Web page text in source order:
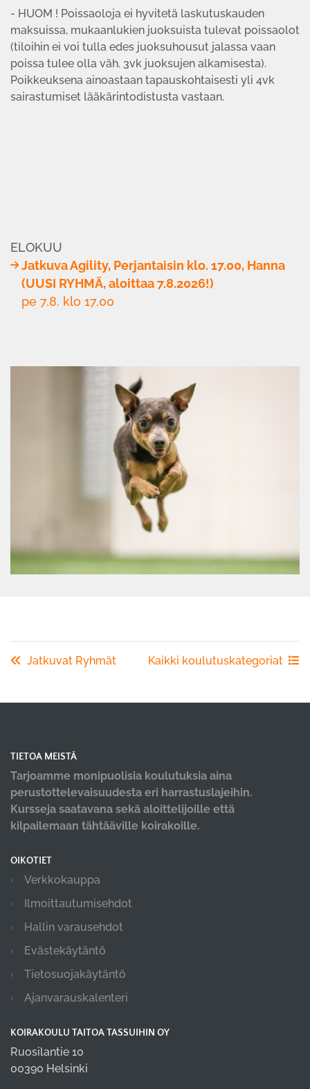
- HUOM ! Poissaoloja ei hyvitetä laskutuskauden
maksuissa, mukaanlukien juoksuista tulevat poissaolot
(tiloihin ei voi tulla edes juoksuhousut jalassa vaan
poissa tulee olla väh. 3vk juoksujen alkamisesta).
Poikkeuksena ainoastaan tapauskohtaisesti yli 4vk
sairastumiset lääkärintodistusta vastaan.
ELOKUU
Jatkuva Agility, Perjantaisin klo. 17.00, Hanna
(UUSI RYHMÄ, aloittaa 7.8.2026!)
pe 7.8. klo 17.00
Jatkuvat Ryhmät Kaikki koulutuskategoriat
TIETOA MEISTÄ
Tarjoamme monipuolisia koulutuksia aina
perustottelevaisuudesta eri harrastuslajeihin.
Kursseja saatavana sekä aloittelijoille että
kilpailemaan tähtääville koirakoille.
OIKOTIET
Verkkokauppa
Ilmoittautumisehdot
Hallin varausehdot
Evästekäytäntö
Tietosuojakäytäntö
Ajanvarauskalenteri
KOIRAKOULU TAITOA TASSUIHIN OY
Ruosilantie 10
00390 Helsinki